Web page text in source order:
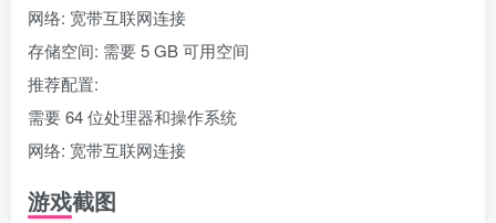
网络: 宽带互联网连接
存储空间: 需要 5 GB 可用空间
推荐配置:
需要 64 位处理器和操作系统
网络: 宽带互联网连接
游戏截图